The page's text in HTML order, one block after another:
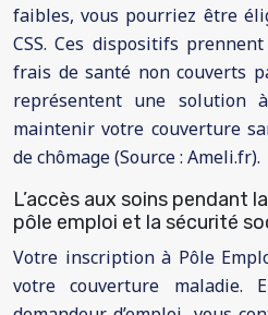
faibles, vous pourriez être
CSS. Ces dispositifs
frais de santé non couverts
représentent une solution
maintenir votre couverture
de chômage (Source : Ameli.fr).
L’accès aux soins pendant
pôle emploi et la sécurité
Votre inscription à Pôle
votre couverture maladie.